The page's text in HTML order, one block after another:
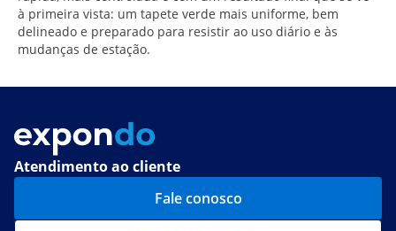
à primeira vista: um tapete verde mais uniforme, bem
delineado e preparado para resistir ao uso diário e às
mudanças de estação.
Atendimento ao cliente
Fale conosco